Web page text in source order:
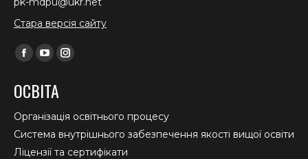
Стара версія сайту
Find us on:
Facebook
opens
in
new
window
YouTube
opens
in
new
window
Instagram
in
new
window
ОСВІТА
Організація освітнього процесу
Система внутрішнього забезпечення якості вищої освіти
Ліцензії та сертифікати